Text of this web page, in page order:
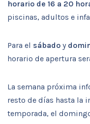
horario de 16 a 20
piscinas, adultos e
Para el sábado y
horario de apertura
La semana próxima
resto de días hasta la
temporada, el